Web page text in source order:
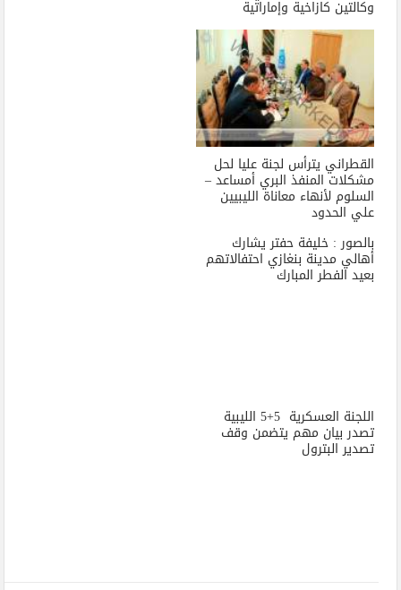
وكالتين كازاخية وإماراتية
القطراني يترأس لجنة عليا لحل
مشكلات المنفذ البري أمساعد –
السلوم لأنهاء معاناة الليبيين
علي الحدود
بالصور : خليفة حفتر يشارك
أهالي مدينة بنغازي احتفالاتهم
بعيد الفطر المبارك
اللجنة العسكرية 5+5 الليبية
تصدر بيان مهم يتضمن وقف
تصدير البترول